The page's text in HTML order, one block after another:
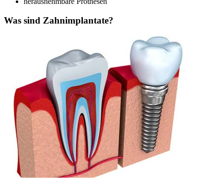
Was sind Zahnimplantate?